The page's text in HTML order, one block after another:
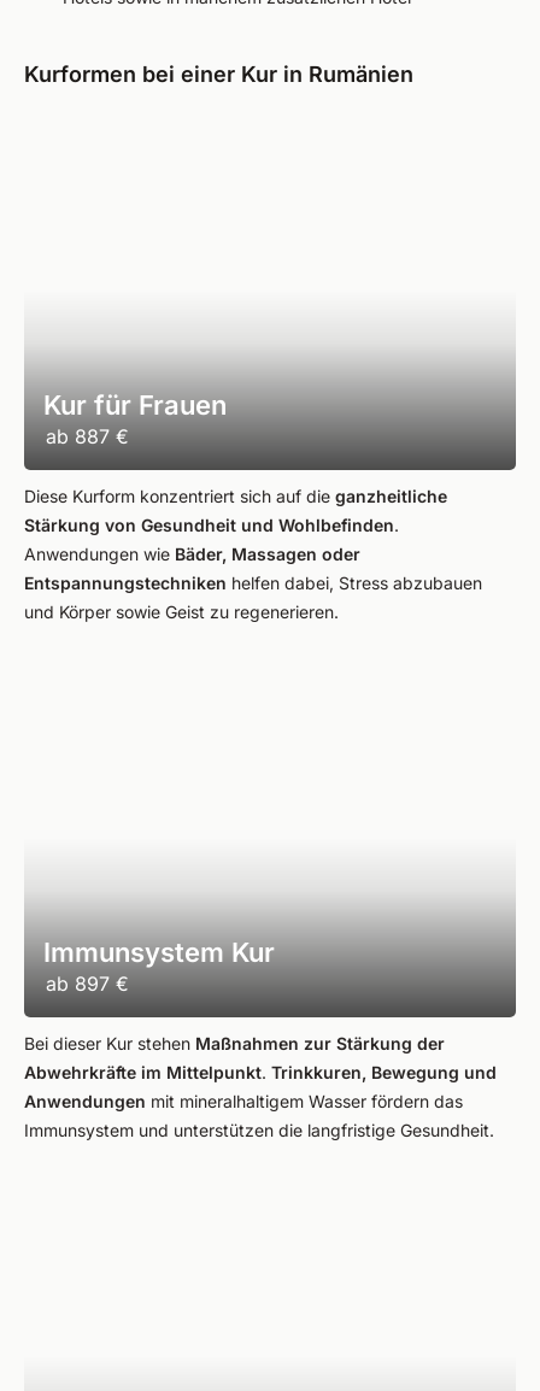
Kurformen bei einer Kur in Rumänien
Kur für Frauen
ab 887 €
Diese Kurform konzentriert sich auf die ganzheitliche
Stärkung von Gesundheit und Wohlbefinden.
Anwendungen wie Bäder, Massagen oder
Entspannungstechniken helfen dabei, Stress abzubauen
und Körper sowie Geist zu regenerieren.
Immunsystem Kur
ab 897 €
Bei dieser Kur stehen Maßnahmen zur Stärkung der
Abwehrkräfte im Mittelpunkt. Trinkkuren, Bewegung und
Anwendungen mit mineralhaltigem Wasser fördern das
Immunsystem und unterstützen die langfristige Gesundheit.